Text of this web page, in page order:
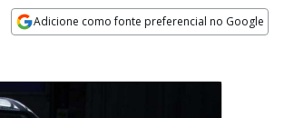
Adicione como fonte preferencial no Google